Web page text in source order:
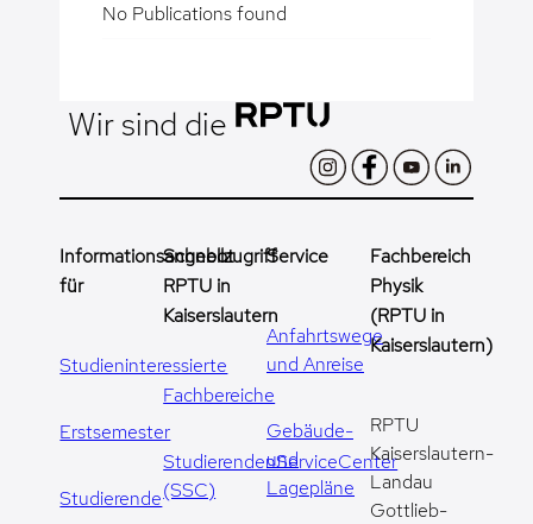
No Publications found
Wir sind die
Informationsangebot
für
Studieninteressierte
Erstsemester
Studierende
Schnellzugriff
RPTU in
Kaiserslautern
Fachbereiche
StudierendenServiceCenter
(SSC)
Service
Anfahrtswege
und Anreise
Gebäude-
und
Lagepläne
Fachbereich
Physik
(RPTU in
Kaiserslautern)
RPTU
Kaiserslautern-
Landau
Gottlieb-